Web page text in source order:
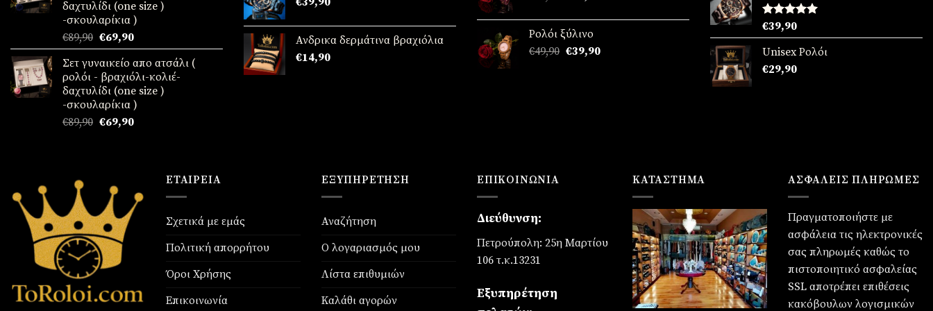
δαχτυλίδι (one size )
-σκουλαρίκια )
€89,90 Original
price
was:
€89,90.
€69,90Η
τρέχουσα
τιμή
είναι:
€69,90.
Σετ γυναικείο απο ατσάλι (
ρολόι - βραχιόλι-κολιέ-
δαχτυλίδι (one size )
-σκουλαρίκια )
€89,90 Original
€69,90Η
€69,90.
Ανδρικα δερμάτινα βραχιόλια
€14,90
was:
€49,90.
τιμή
€39,90.
Ρολόι ξύλινο
€49,90 Original
€39,90Η
Βαθμολογήθηκε
με5.00
από 5
€39,90
Unisex Ρολόι
€29,90
ΕΤΑΙΡΕΊΑ
Σχετικά με εμάς
Πολιτική απορρήτου
Όροι Χρήσης
Επικοινωνία
ΕΞΥΠΗΡΈΤΗΣΗ
Αναζήτηση
Ο λογαριασμός μου
Λίστα επιθυμιών
Καλάθι αγορών
ΕΠΙΚΟΙΝΩΝΊΑ
Διεύθυνση:
Πετρούπολη: 25η Μαρτίου
106 τ.κ.13231
Εξυπηρέτηση
ΚΑΤΆΣΤΗΜΑ ΑΣΦΑΛΕΙΣ ΠΛΗΡΩΜΕΣ
Πραγματοποιήστε με
ασφάλεια τις ηλεκτρονικές
σας πληρωμές καθώς το
πιστοποιητικό ασφαλείας
SSL αποτρέπει επιθέσεις
κακόβουλων λογισμικών